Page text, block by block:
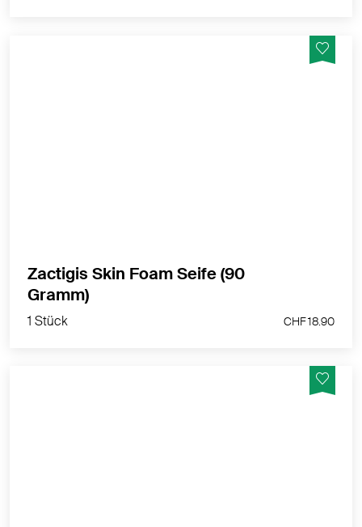
1 Stück
Zactigis Skin Foam Seife (90
Gramm)
1 Stück CHF 18.90